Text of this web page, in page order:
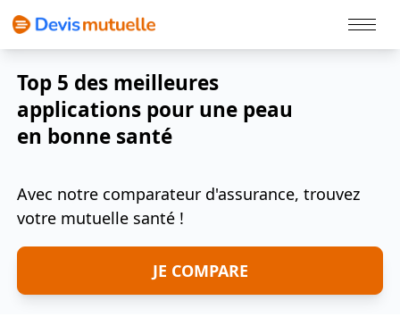
Top 5 des meilleures
applications pour une peau
en bonne santé
Avec notre comparateur d'assurance, trouvez
votre mutuelle santé !
JE COMPARE
Politique Cookies